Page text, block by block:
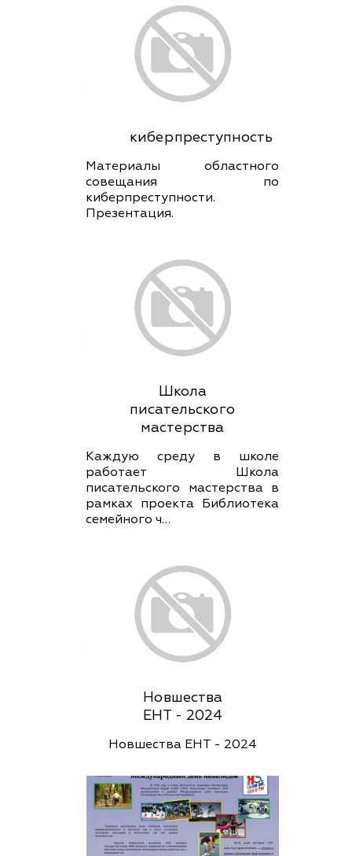
киберпреступность
Материалы областного
совещания по
киберпреступности.
Презентация.
Школа
писательского
мастерства
Каждую среду в школе
работает Школа
писательского мастерства в
рамках проекта Библиотека
семейного ч…
Новшества
ЕНТ - 2024
Новшества ЕНТ - 2024